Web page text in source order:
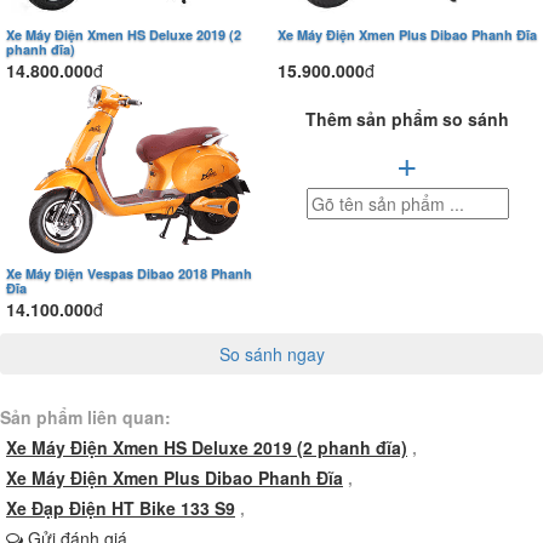
nghệ đèn Philip. giúp người đi xe dễ dàng và thuận lợi hơn
khi qua đường.
Xe Máy Điện Xmen HS Deluxe 2019 (2
phanh đĩa)
14.800.000đ
Xe Máy Điện Xmen Plus Dibao Phanh Đĩa
15.900.000đ
Xe Máy Điện Vespas Dibao 2018 Phanh
Đĩa
14.100.000đ
Thêm sản phẩm so sánh
+
So sánh ngay
Sản phẩm liên quan:
Xe Máy Điện Xmen HS Deluxe 2019 (2 phanh đĩa) ,
Xe Máy Điện Xmen Plus Dibao Phanh Đĩa ,
Xe Đạp Điện HT Bike 133 S9 ,